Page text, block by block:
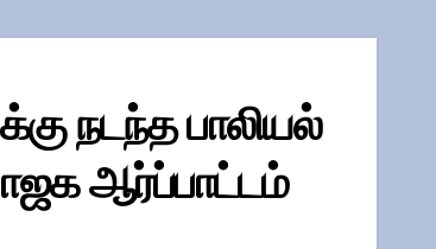
நடந்த பாலியல்
ஆர்ப்பாட்டம்